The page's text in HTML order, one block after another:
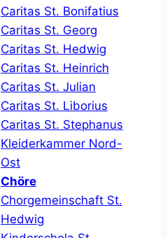
Caritas St. Bonifatius
Caritas St. Georg
Caritas St. Hedwig
Caritas St. Heinrich
Caritas St. Julian
Caritas St. Liborius
Caritas St. Stephanus
Kleiderkammer Nord-
Ost
Chöre
Chorgemeinschaft St.
Hedwig